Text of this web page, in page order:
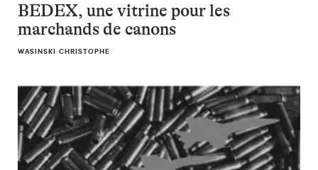
BEDEX, une vitrine pour les
marchands de canons
WASINSKI CHRISTOPHE